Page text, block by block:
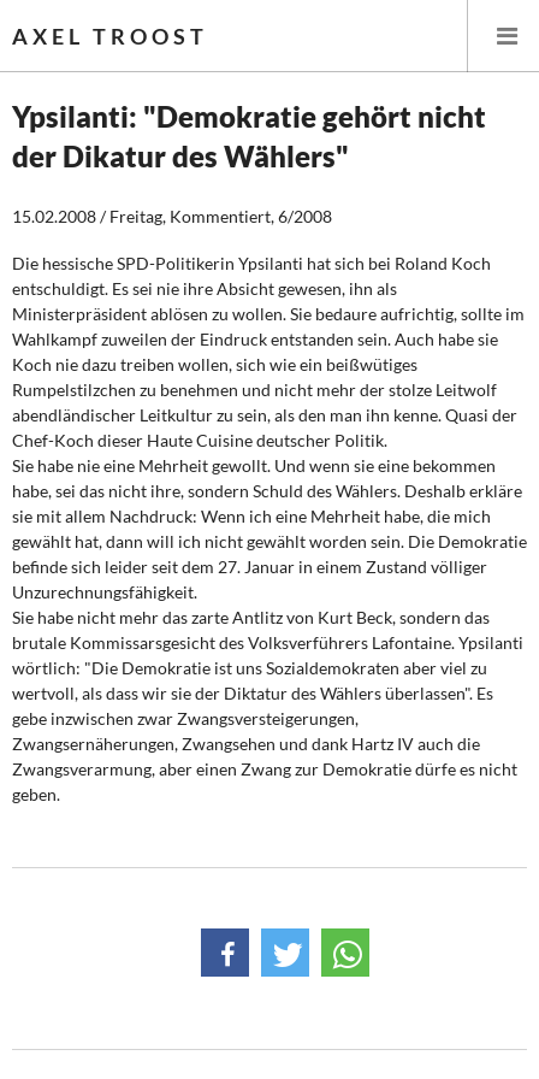
AXEL TROOST
Startseite
Themen
Leitlinien linker Wirtschafts- und Finanzpolitik
Wirtschaftspolitik
Steuer- und Finanzpolitik
Öffentliche Infrastruktur und Daseinsvorsorge
Eurokrise und Griechenland
DIE LINKE
Weitere Themen
Memo-Gruppe
Institut Solidarische Moderne
Rosa-Luxemburg-Stiftung
Ypsilanti: "Demokratie gehört nicht
der Dikatur des Wählers"
15.02.2008 / Freitag, Kommentiert, 6/2008
Die hessische SPD-Politikerin Ypsilanti hat sich bei Roland Koch
entschuldigt. Es sei nie ihre Absicht gewesen, ihn als
Ministerpräsident ablösen zu wollen. Sie bedaure aufrichtig, sollte im
Wahlkampf zuweilen der Eindruck entstanden sein. Auch habe sie
Koch nie dazu treiben wollen, sich wie ein beißwütiges
Rumpelstilzchen zu benehmen und nicht mehr der stolze Leitwolf
abendländischer Leitkultur zu sein, als den man ihn kenne. Quasi der
Chef-Koch dieser Haute Cuisine deutscher Politik.
Sie habe nie eine Mehrheit gewollt. Und wenn sie eine bekommen
habe, sei das nicht ihre, sondern Schuld des Wählers. Deshalb erkläre
sie mit allem Nachdruck: Wenn ich eine Mehrheit habe, die mich
gewählt hat, dann will ich nicht gewählt worden sein. Die Demokratie
befinde sich leider seit dem 27. Januar in einem Zustand völliger
Unzurechnungsfähigkeit.
Sie habe nicht mehr das zarte Antlitz von Kurt Beck, sondern das
brutale Kommissarsgesicht des Volksverführers Lafontaine. Ypsilanti
wörtlich: "Die Demokratie ist uns Sozialdemokraten aber viel zu
wertvoll, als dass wir sie der Diktatur des Wählers überlassen". Es
gebe inzwischen zwar Zwangsversteigerungen,
Zwangsernäherungen, Zwangsehen und dank Hartz IV auch die
Zwangsverarmung, aber einen Zwang zur Demokratie dürfe es nicht
geben.